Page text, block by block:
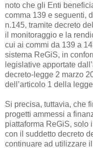
noto che gli Enti
comma 139 e seguenti,
n.145, tramite decreto
il monitoraggio e la
cui ai commi da 139 a
sistema ReGiS, in
legislative apportate
decreto-legge 2 marzo
dell’articolo 1 della
Si precisa, tuttavia, che
progetti ammessi a
piattaforma ReGiS, solo
con il suddetto decreto
continuare ad utilizzare